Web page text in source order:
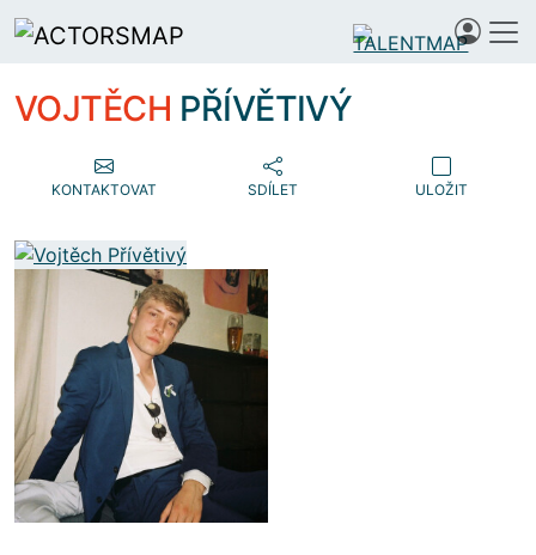
VOJTĚCH PŘÍVĚTIVÝ
KONTAKTOVAT SDÍLET ULOŽIT